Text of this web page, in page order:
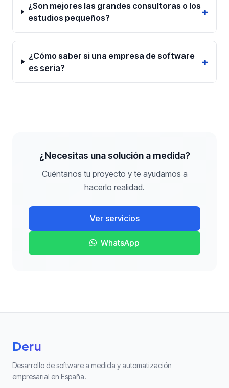
¿Son mejores las grandes consultoras o los
estudios pequeños?
+
¿Cómo saber si una empresa de software
es seria?
+
¿Necesitas una solución a medida?
Cuéntanos tu proyecto y te ayudamos a
hacerlo realidad.
Ver servicios
WhatsApp
Deru
Desarrollo de software a medida y automatización
empresarial en España.